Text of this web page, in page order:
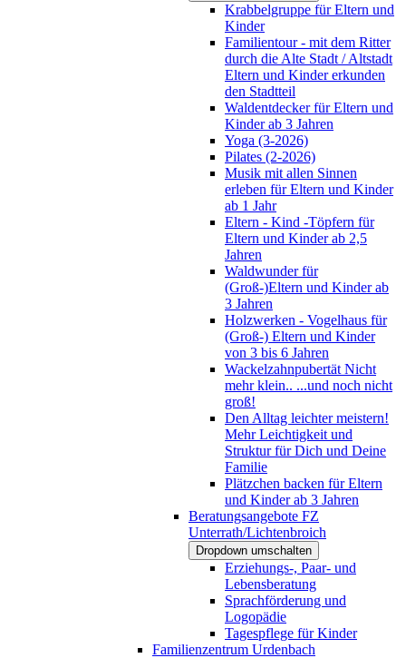
Krabbelgruppe für Eltern und
Kinder
Familientour - mit dem Ritter
durch die Alte Stadt / Altstadt
Eltern und Kinder erkunden
den Stadtteil
Waldentdecker für Eltern und
Kinder ab 3 Jahren
Yoga (3-2026)
Pilates (2-2026)
Musik mit allen Sinnen
erleben für Eltern und Kinder
ab 1 Jahr
Eltern - Kind -Töpfern für
Eltern und Kinder ab 2,5
Jahren
Waldwunder für
(Groß-)Eltern und Kinder ab
3 Jahren
Holzwerken - Vogelhaus für
(Groß-) Eltern und Kinder
von 3 bis 6 Jahren
Wackelzahnpubertät Nicht
mehr klein.. ...und noch nicht
groß!
Den Alltag leichter meistern!
Mehr Leichtigkeit und
Struktur für Dich und Deine
Familie
Plätzchen backen für Eltern
und Kinder ab 3 Jahren
Beratungsangebote FZ
Unterrath/Lichtenbroich
Dropdown umschalten
Erziehungs-, Paar- und
Lebensberatung
Sprachförderung und
Logopädie
Tagespflege für Kinder
Familienzentrum Urdenbach